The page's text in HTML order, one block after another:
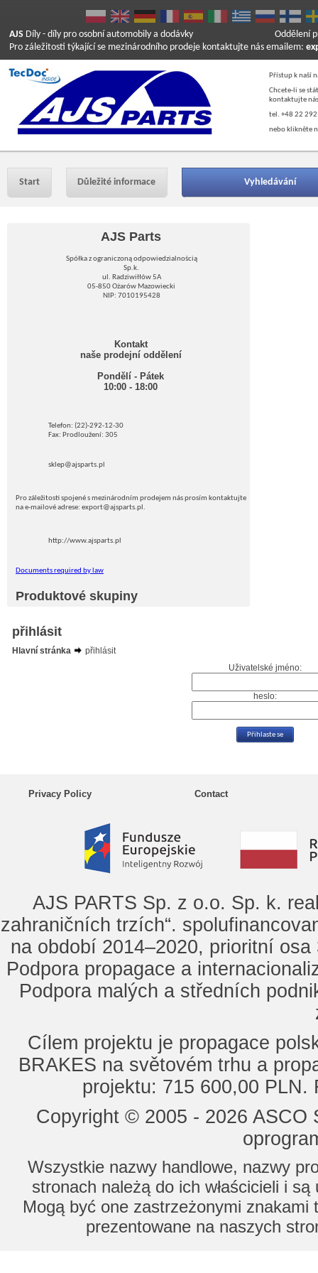
AJS Díly - díly pro osobní automobily a dodávky
Pro záležitosti týkající se mezinárodního prodeje kontaktujte nás emailem:
Oddělení
Přístup k naší
Chcete-li se
kontaktujte
tel. +48 22
nebo klikněte
Start Důležité informace Vyhledávání
AJS Parts
Spółka z ograniczoną odpowiedzialnością
Sp.k.
ul. Radziwiłłów 5A
05-850 Ożarów Mazowiecki
NIP: 7010195428
Kontakt
naše prodejní oddělení
Pondělí - Pátek
10:00 - 18:00
Telefon: (22)-292-12-30
Fax: Prodloužení: 305
sklep@ajsparts.pl
Pro záležitosti spojené s mezinárodním prodejem nás prosím kontaktujte
na e-mailové adrese: export@ajsparts.pl.
http://www.ajsparts.pl
Documents required by law
Produktové skupiny
přihlásit
Hlavní stránka
přihlásit
Uživatelské jméno:
heslo:
Privacy Policy Contact
AJS PARTS Sp. z o.o. Sp. k.
zahraničních trzích“.
na období 2014–2020, prioritní
Podpora propagace a
Podpora malých a středních
Cílem projektu je propagace
BRAKES na světovém trhu a
projektu: 715 600,00
Copyright © 2005 - 2026
Wszystkie nazwy handlowe, nazwy
stronach należą do ich właścicieli i
Mogą być one zastrzeżonymi znakami
prezentowane na naszych